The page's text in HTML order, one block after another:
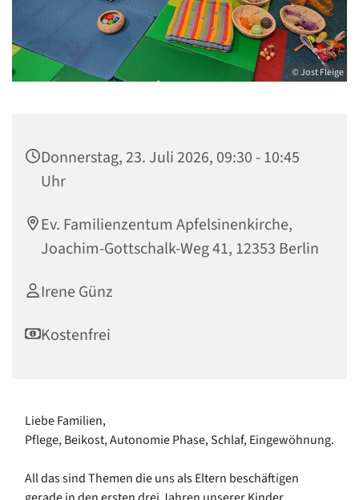
© Jost Fleige
Donnerstag, 23. Juli 2026, 09:30 - 10:45
Uhr
Ev. Familienzentum Apfelsinenkirche,
Joachim-Gottschalk-Weg 41, 12353 Berlin
Irene Günz
Kostenfrei
Liebe Familien,
Pflege, Beikost, Autonomie Phase, Schlaf, Eingewöhnung.
All das sind Themen die uns als Eltern beschäftigen